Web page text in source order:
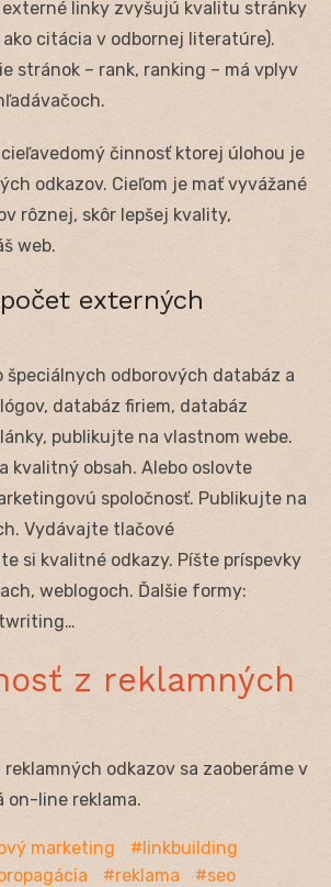
externé linky zvyšujú kvalitu stránky
citácia v odbornej literatúre).
stránok – rank, ranking – má vplyv
činnosť ktorej úlohou je
odkazov. Cieľom je mať vyvážané
rôznej, skôr lepšej kvality,
web.
externých
špeciálnych odborových databáz a
databáz firiem, databáz
publikujte na vlastnom webe.
kvalitný obsah. Alebo oslovte
spoločnosť. Publikujte na
Vydávajte tlačové
si kvalitné odkazy. Píšte príspevky
weblogoch. Ďalšie formy:
z reklamných
odkazov sa zaoberáme v
line reklama.
marketing
linkbuilding
reklama
seo